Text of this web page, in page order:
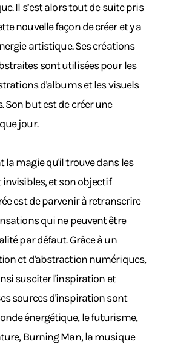
Il s’est alors tout de suite pris
nouvelle façon de créer et y a
artistique. Ses créations
sont utilisées pour les
d'albums et les visuels
Son but est de créer une
jour.
la magie qu'il trouve dans les
et son objectif
est de parvenir à retranscrire
qui ne peuvent être
par défaut. Grâce à un
et d'abstraction numériques,
susciter l'inspiration et
sources d'inspiration sont
énergétique, le futurisme,
Burning Man, la musique